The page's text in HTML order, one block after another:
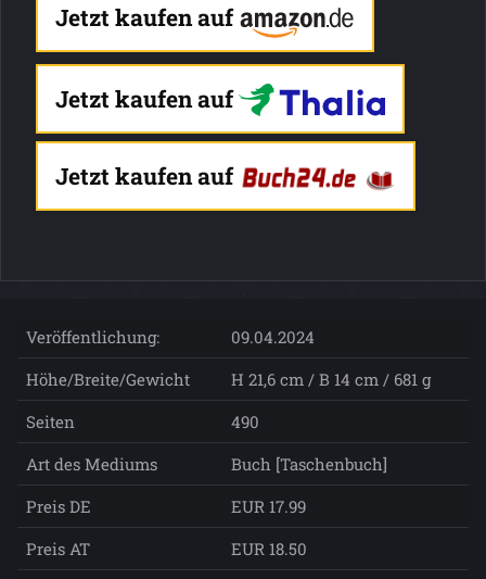
Jetzt kaufen auf
Jetzt kaufen auf
Jetzt kaufen auf
Veröffentlichung:
09.04.2024
Höhe/Breite/Gewicht
H 21,6 cm / B 14 cm / 681 g
Seiten
490
Art des Mediums
Buch [Taschenbuch]
Preis DE
EUR 17.99
Preis AT
EUR 18.50